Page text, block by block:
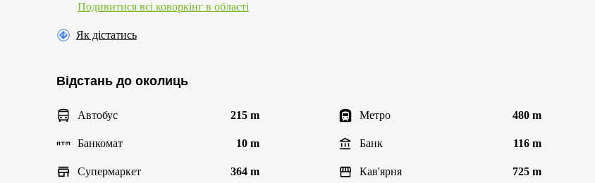
Подивитися всі коворкінг в області
Як дістатись
Відстань до околиць
Автобус 215 m Метро 480 m
Банкомат 10 m Банк 116 m
Супермаркет 364 m Кав'ярня 725 m